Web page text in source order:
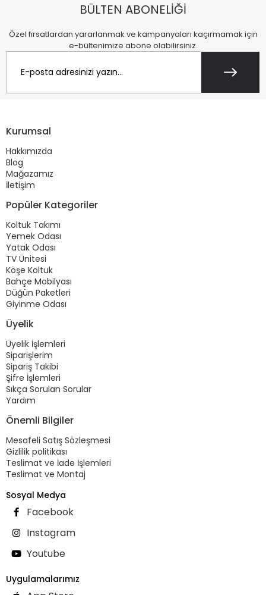
BÜLTEN ABONELİĞİ
Özel fırsatlardan yararlanmak ve kampanyaları kaçırmamak için
e-bültenimize abone olabilirsiniz.
Kurumsal
Hakkımızda
Blog
Mağazamız
İletişim
Popüler Kategoriler
Koltuk Takımı
Yemek Odası
Yatak Odası
TV Ünitesi
Köşe Koltuk
Bahçe Mobilyası
Düğün Paketleri
Giyinme Odası
Üyelik
Üyelik İşlemleri
Siparişlerim
Sipariş Takibi
Şifre İşlemleri
Sıkça Sorulan Sorular
Yardım
Önemli Bilgiler
Mesafeli Satış Sözleşmesi
Gizlilik politikası
Teslimat ve İade İşlemleri
Teslimat ve Montaj
Sosyal Medya
Facebook
Instagram
Youtube
Uygulamalarımız